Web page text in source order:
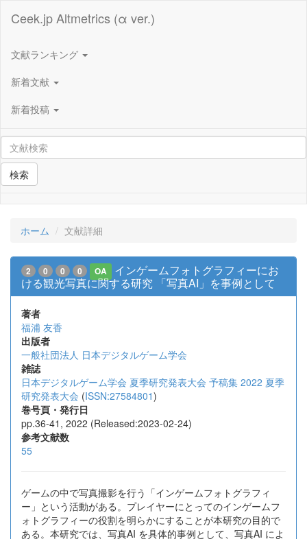
Ceek.jp Altmetrics (α ver.)
文献ランキング
新着文献
新着投稿
検索
ホーム 文献詳細
2 0 0 0 OA
インゲームフォトグラフィーにお
ける観光写真に関する研究 「写真AI」を事例として
著者
福浦 友香
出版者
一般社団法人 日本デジタルゲーム学会
雑誌
日本デジタルゲーム学会 夏季研究発表大会 予稿集 2022 夏季
研究発表大会 (ISSN:27584801)
巻号頁・発行日
pp.36-41, 2022 (Released:2023-02-24)
参考文献数
55
ゲームの中で写真撮影を行う「インゲームフォトグラフィ
ー」という活動がある。プレイヤーにとってのインゲームフ
ォトグラフィーの役割を明らかにすることが本研究の目的で
ある。本研究では、写真AI を具体的事例として、写真AI によ